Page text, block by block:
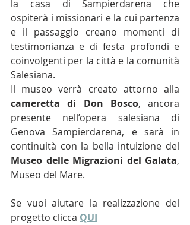
la casa di Sampierdarena che
ospiterà i missionari e la cui partenza
e il passaggio creano momenti di
testimonianza e di festa profondi e
coinvolgenti per la città e la comunità
Salesiana.
cameretta di Don Bosco, ancora
presente nell’opera salesiana di
Genova Sampierdarena, e sarà in
Museo delle Migrazioni del Galata,
Museo del Mare.
Se vuoi aiutare la realizzazione del
progetto clicca QUI